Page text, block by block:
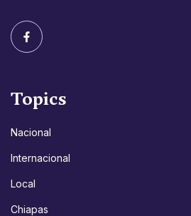
Topics
Nacional
Internacional
Local
Chiapas